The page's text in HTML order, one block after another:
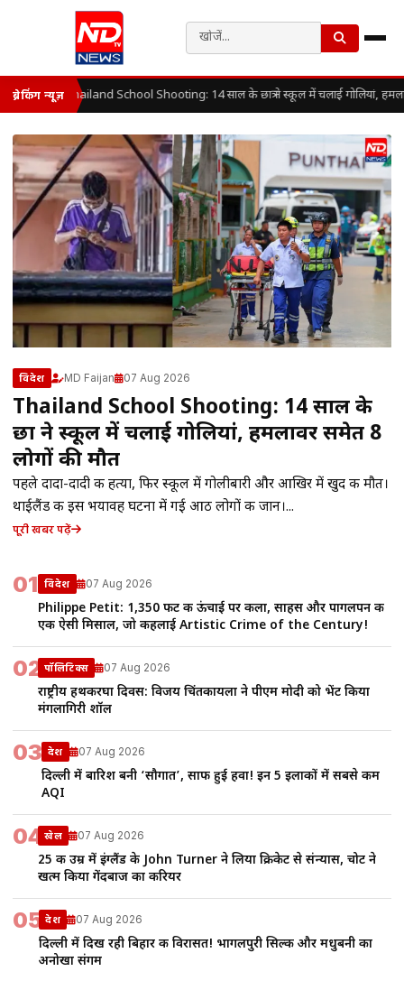
ब्रेकिंग न्यूज़Thailand School Shooting: 14 साल के छात्र ने स्कूल में चलाई गोलियां,
विदेश MD Faijan 07 Aug 2026
Thailand School Shooting: 14 साल के
छात्र ने स्कूल में चलाई गोलियां, हमलावर समेत 8
लोगों की मौत
पहले दादा-दादी की हत्या, फिर स्कूल में गोलीबारी और आखिर में खुद की मौत।
थाईलैंड की इस भयावह घटना में गई आठ लोगों की जान।...
पूरी खबर पढ़ें
01 विदेश 07 Aug 2026
Philippe Petit: 1,350 फीट की ऊंचाई पर कला, साहस और पागलपन की
एक ऐसी मिसाल, जो कहलाई Artistic Crime of the Century!
02 पॉलिटिक्स 07 Aug 2026
राष्ट्रीय हथकरघा दिवस: विजय चिंतकायला ने पीएम मोदी को भेंट किया
मंगलागिरी शॉल
03 देश 07 Aug 2026
दिल्ली में बारिश बनी ‘सौगात’, साफ हुई हवा! इन 5 इलाकों में सबसे कम
AQI
04 खेल 07 Aug 2026
25 की उम्र में इंग्लैंड के John Turner ने लिया क्रिकेट से संन्यास, चोट ने
खत्म किया गेंदबाज का करियर
05 देश 07 Aug 2026
दिल्ली में दिख रही बिहार की विरासत! भागलपुरी सिल्क और मधुबनी का
अनोखा संगम